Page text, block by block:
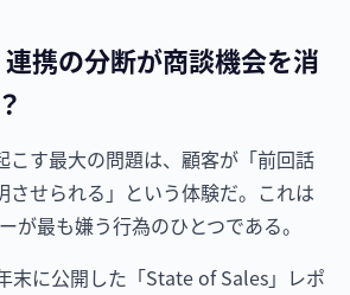
携の分断が商談機会を消
こす最大の問題は、顧客が「前回話
させられる」という体験だ。これは
が最も嫌う行為のひとつである。
末に公開した「State of Sales」レポ